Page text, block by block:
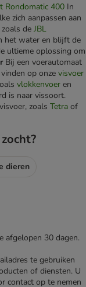
Rondomatic 400 In
zich aanpassen aan
de JBL
het water en blijft de
ultieme oplossing om
Bij een voerautomaat
op onze visvoer
vlokkenvoer en
is naar vissoort.
zoals Tetra of
dieren
afgelopen 30 dagen.
te gebruiken
of diensten. U
contact op te nemen